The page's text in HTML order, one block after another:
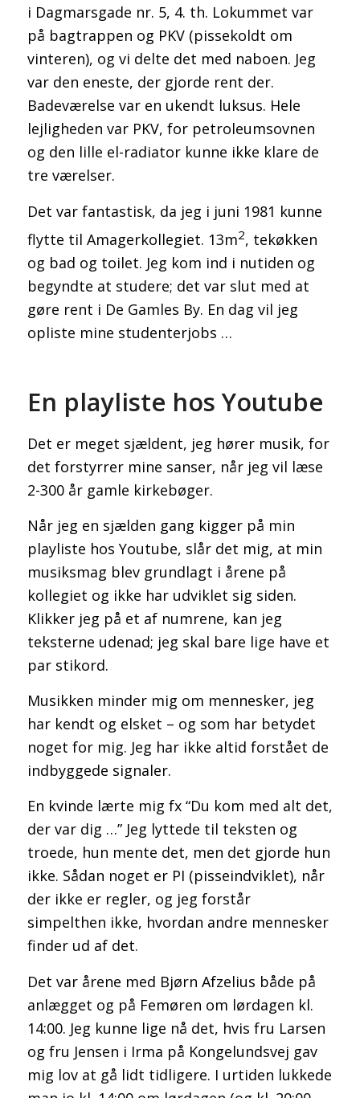
bilag
Artikler om Aspergers syndrom
Psykiatri og psykiatripolitik
Erindringer
PSYKOLOGI
Artikler om langvarigt psykolog-forløb
SPROG
Artikler om sprog
Database med sprogfejl
i Dagmarsgade nr. 5, 4. th. Lokummet var
på bagtrappen og PKV (pissekoldt om
vinteren), og vi delte det med naboen. Jeg
var den eneste, der gjorde rent der.
Badeværelse var en ukendt luksus. Hele
lejligheden var PKV, for petroleumsovnen
og den lille el-radiator kunne ikke klare de
tre værelser.
Det var fantastisk, da jeg i juni 1981 kunne
flytte til Amagerkollegiet. 13m2, tekøkken
og bad og toilet. Jeg kom ind i nutiden og
begyndte at studere; det var slut med at
gøre rent i De Gamles By. En dag vil jeg
opliste mine studenterjobs …
En playliste hos Youtube
Det er meget sjældent, jeg hører musik, for
det forstyrrer mine sanser, når jeg vil læse
2-300 år gamle kirkebøger.
Når jeg en sjælden gang kigger på min
playliste hos Youtube, slår det mig, at min
musiksmag blev grundlagt i årene på
kollegiet og ikke har udviklet sig siden.
Klikker jeg på et af numrene, kan jeg
teksterne udenad; jeg skal bare lige have et
par stikord.
Musikken minder mig om mennesker, jeg
har kendt og elsket – og som har betydet
noget for mig. Jeg har ikke altid forstået de
indbyggede signaler.
En kvinde lærte mig fx “Du kom med alt det,
der var dig …” Jeg lyttede til teksten og
troede, hun mente det, men det gjorde hun
ikke. Sådan noget er PI (pisseindviklet), når
der ikke er regler, og jeg forstår
simpelthen ikke, hvordan andre mennesker
finder ud af det.
Det var årene med Bjørn Afzelius både på
anlægget og på Femøren om lørdagen kl.
14:00. Jeg kunne lige nå det, hvis fru Larsen
og fru Jensen i Irma på Kongelundsvej gav
mig lov at gå lidt tidligere. I urtiden lukkede